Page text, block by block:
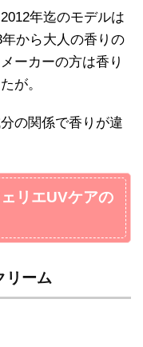
年迄のモデルは
から大人の香りの
ーカーの方は香り
が。
の関係で香りが違
リエUVケアの
リーム